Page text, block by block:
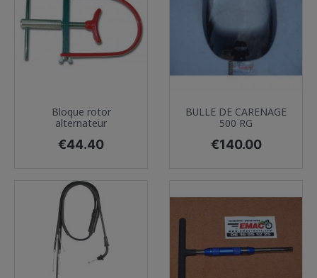
Bloque rotor
alternateur
Price
€44.40
BULLE DE CARENAGE
500 RG
Price
€140.00